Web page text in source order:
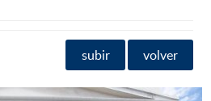
subir volver